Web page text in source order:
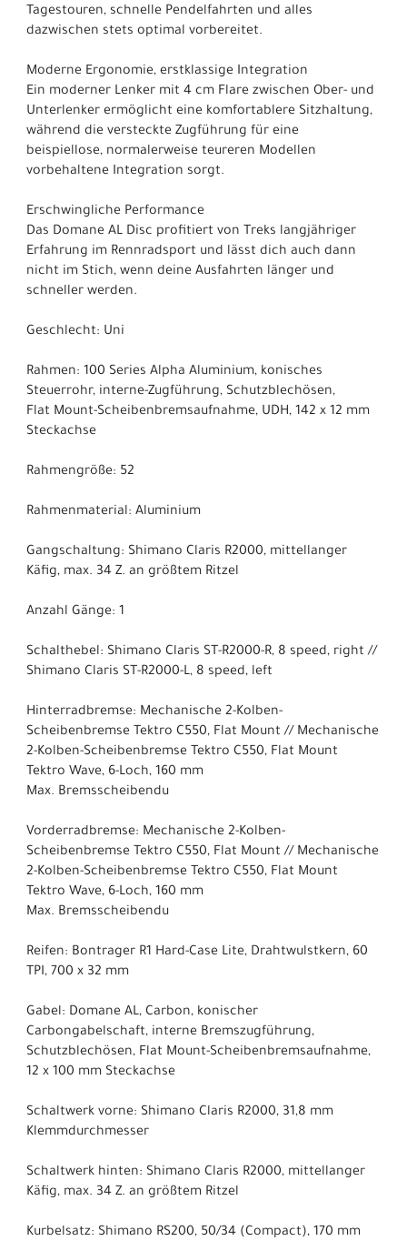
Tagestouren, schnelle Pendelfahrten und alles
dazwischen stets optimal vorbereitet.
Moderne Ergonomie, erstklassige Integration
Ein moderner Lenker mit 4 cm Flare zwischen Ober- und
Unterlenker ermöglicht eine komfortablere Sitzhaltung,
während die versteckte Zugführung für eine
beispiellose, normalerweise teureren Modellen
vorbehaltene Integration sorgt.
Erschwingliche Performance
Das Domane AL Disc profitiert von Treks langjähriger
Erfahrung im Rennradsport und lässt dich auch dann
nicht im Stich, wenn deine Ausfahrten länger und
schneller werden.
Geschlecht: Uni
Rahmen: 100 Series Alpha Aluminium, konisches
Steuerrohr, interne-Zugführung, Schutzblechösen,
Flat Mount-Scheibenbremsaufnahme, UDH, 142 x 12 mm
Steckachse
Rahmengröße: 52
Rahmenmaterial: Aluminium
Gangschaltung: Shimano Claris R2000, mittellanger
Käfig, max. 34 Z. an größtem Ritzel
Anzahl Gänge: 1
Schalthebel: Shimano Claris ST-R2000-R, 8 speed, right //
Shimano Claris ST-R2000-L, 8 speed, left
Hinterradbremse: Mechanische 2-Kolben-
Scheibenbremse Tektro C550, Flat Mount // Mechanische
2-Kolben-Scheibenbremse Tektro C550, Flat Mount
Tektro Wave, 6-Loch, 160 mm
Max. Bremsscheibendu
Vorderradbremse: Mechanische 2-Kolben-
Scheibenbremse Tektro C550, Flat Mount // Mechanische
2-Kolben-Scheibenbremse Tektro C550, Flat Mount
Tektro Wave, 6-Loch, 160 mm
Max. Bremsscheibendu
Reifen: Bontrager R1 Hard-Case Lite, Drahtwulstkern, 60
TPI, 700 x 32 mm
Gabel: Domane AL, Carbon, konischer
Carbongabelschaft, interne Bremszugführung,
Schutzblechösen, Flat Mount-Scheibenbremsaufnahme,
12 x 100 mm Steckachse
Schaltwerk vorne: Shimano Claris R2000, 31,8 mm
Klemmdurchmesser
Schaltwerk hinten: Shimano Claris R2000, mittellanger
Käfig, max. 34 Z. an größtem Ritzel
Kurbelsatz: Shimano RS200, 50/34 (Compact), 170 mm